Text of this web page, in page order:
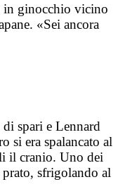
in ginocchio vicino
«Sei ancora
spari e Lennard
si era spalancato al
il cranio. Uno dei
sfrigolando al